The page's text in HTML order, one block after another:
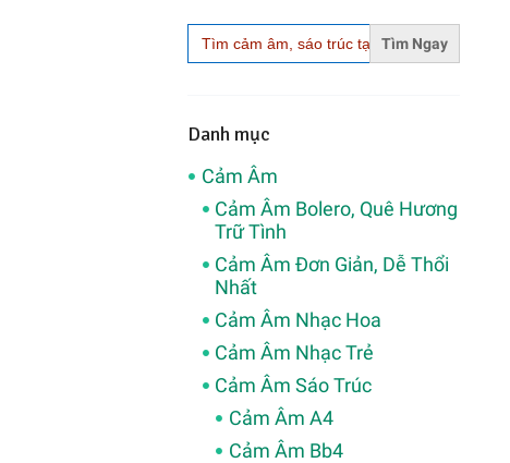
Search
for:
Danh mục
Cảm Âm
Cảm Âm Bolero, Quê Hương
Trữ Tình
Cảm Âm Đơn Giản, Dễ Thổi
Nhất
Cảm Âm Nhạc Hoa
Cảm Âm Nhạc Trẻ
Cảm Âm Sáo Trúc
Cảm Âm A4
Cảm Âm Bb4